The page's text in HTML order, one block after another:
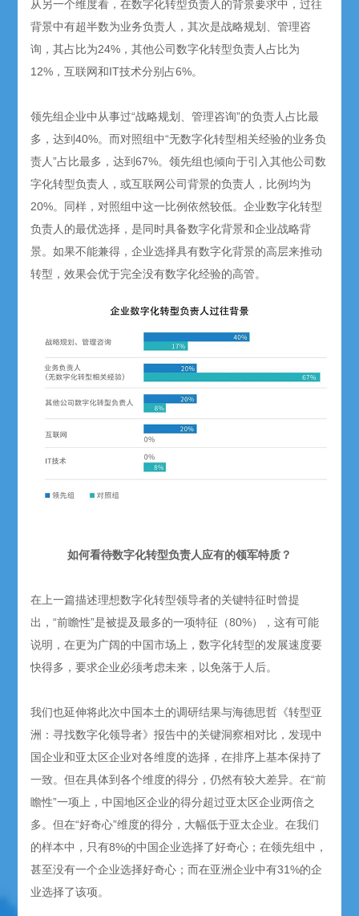
从另一个维度看，在数字化转型负责人的背景要求中，过往
背景中有超半数为业务负责人，其次是战略规划、管理咨
询，其占比为24%，其他公司数字化转型负责人占比为
12%，互联网和IT技术分别占6%。
领先组企业中从事过“战略规划、管理咨询”的负责人占比最
多，达到40%。而对照组中“无数字化转型相关经验的业务负
责人”占比最多，达到67%。领先组也倾向于引入其他公司数
字化转型负责人，或互联网公司背景的负责人，比例均为
20%。同样，对照组中这一比例依然较低。企业数字化转型
负责人的最优选择，是同时具备数字化背景和企业战略背
景。如果不能兼得，企业选择具有数字化背景的高层来推动
转型，效果会优于完全没有数字化经验的高管。
如何看待数字化转型负责人应有的领军特质？
在上一篇描述理想数字化转型领导者的关键特征时曾提
出，“前瞻性”是被提及最多的一项特征（80%），这有可能
说明，在更为广阔的中国市场上，数字化转型的发展速度要
快得多，要求企业必须考虑未来，以免落于人后。
我们也延伸将此次中国本土的调研结果与海德思哲《转型亚
洲：寻找数字化领导者》报告中的关键洞察相对比，发现中
国企业和亚太区企业对各维度的选择，在排序上基本保持了
一致。但在具体到各个维度的得分，仍然有较大差异。在“前
瞻性”一项上，中国地区企业的得分超过亚太区企业两倍之
多。但在“好奇心”维度的得分，大幅低于亚太企业。在我们
的样本中，只有8%的中国企业选择了好奇心；在领先组中，
甚至没有一个企业选择好奇心；而在亚洲企业中有31%的企
业选择了该项。